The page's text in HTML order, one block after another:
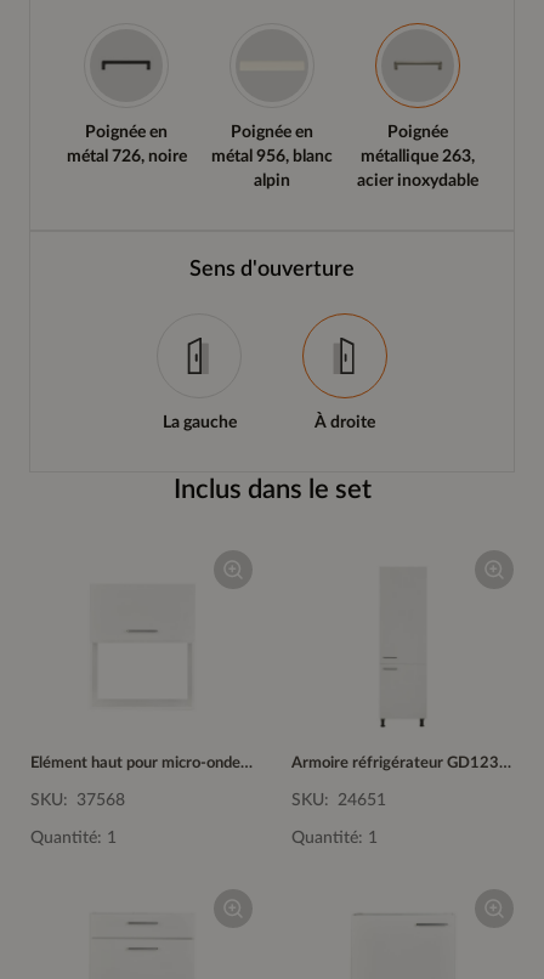
Poignée en
métal 726, noire
Poignée en
métal 956, blanc
alpin
Poignée
métallique 263,
acier inoxydable
Sens d'ouverture
La gauche À droite
Inclus dans le set
Elément haut pour micro-ondes WMJE60-1
SKU: 37568
Quantité: 1
Armoire réfrigérateur GD123-1
SKU: 24651
Quantité: 1